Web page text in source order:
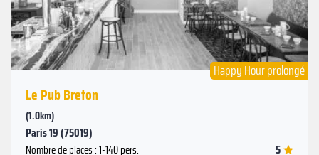
Happy Hour prolongé
Le Pub Breton
(1.0km)
Paris 19 (75019)
Nombre de places : 1-140 pers. 5